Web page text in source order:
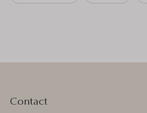
Contact